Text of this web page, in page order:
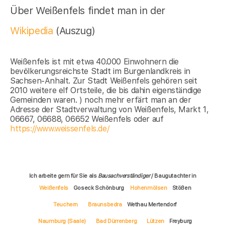
Über Weißenfels findet man in der
Wikipedia (Auszug)
Weißenfels ist mit etwa 40.000 Einwohnern die
bevölkerungsreichste Stadt im Burgenlandkreis in
Sachsen-Anhalt. Zur Stadt Weißenfels gehören seit
2010 weitere elf Ortsteile, die bis dahin eigenständige
Gemeinden waren. ) noch mehr erfärt man an der
Adresse der Stadtverwaltung von Weißenfels, Markt 1,
06667, 06688, 06652 Weißenfels oder auf
https://www.weissenfels.de/
Ich arbeite gern für Sie als Bausachverständiger/ Baugutachter in
Weißenfels
Goseck Schönburg Hohenmölsen Stößen
Teuchern Braunsbedra Wethau Mertendorf
Naumburg (Saale) Bad Dürrenberg Lützen Freyburg